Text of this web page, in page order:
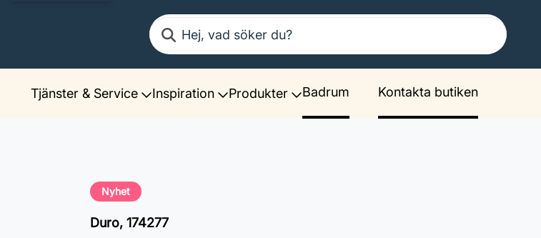
Sök
Tjänster & Service Inspiration Produkter Badrum Kontakta butiken
Nyhet
Duro, 174277